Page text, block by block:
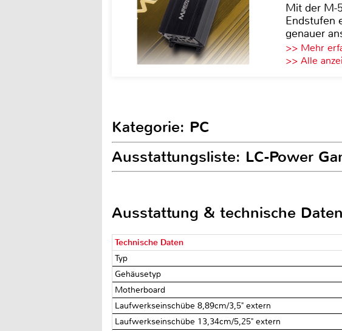
Mit der M-
Endstufen
genauer
>> Mehr
>> Alle
Kategorie: PC
Ausstattungsliste: LC-Power
Ausstattung & technische Daten
Technische Daten
Typ
Gehäusetyp
Motherboard
Laufwerkseinschübe 8,89cm/3,5" extern
Laufwerkseinschübe 13,34cm/5,25" extern